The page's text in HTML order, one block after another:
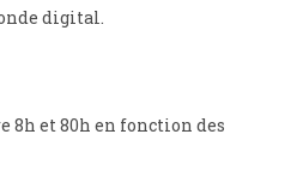
digital.
8h et 80h en fonction des